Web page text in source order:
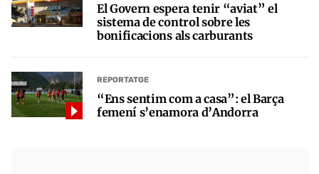
El Govern espera tenir “aviat” el
sistema de control sobre les
bonificacions als carburants
REPORTATGE
“Ens sentim com a casa”: el Barça
femení s’enamora d’Andorra